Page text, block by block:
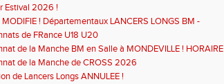
Estival 2026 !
MODIFIE ! Départementaux LANCERS LONGS BM -
à SAINT-JAMES
de FRance U18 U20
de la Manche BM en Salle à MONDEVILLE ! HORAIRE
de la Manche de CROSS 2026
de Lancers Longs ANNULEE !